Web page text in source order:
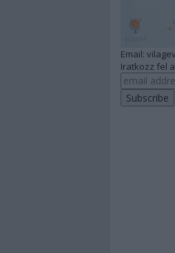
Email:
Iratkozz fel